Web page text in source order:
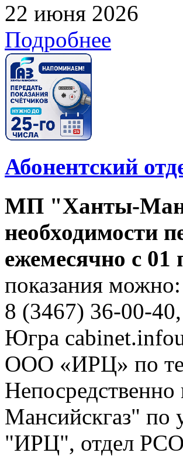
22 июня 2026
Подробнее
Абонентский
МП "Ханты-
необходимости
ежемесячно с
показания
8 (3467) 36-00-
Югра
ООО «ИРЦ» по
Мансийскгаз" по
"ИРЦ", отдел